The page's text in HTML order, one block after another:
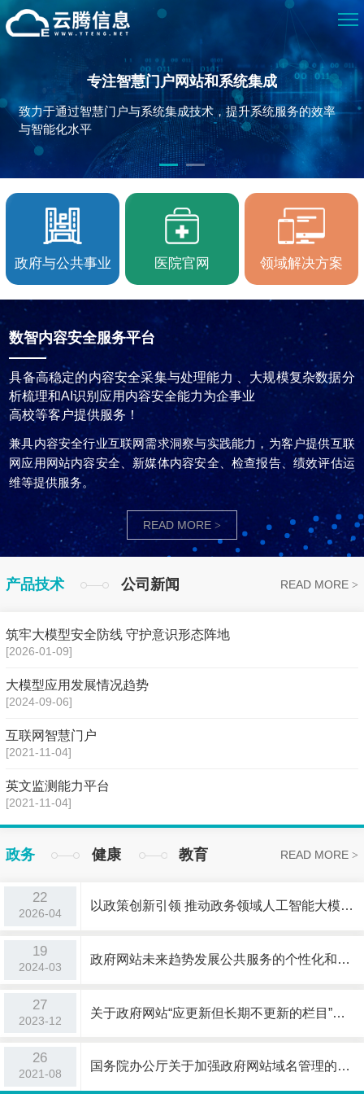
专注智慧门户网站和系统集成
致力于通过智慧门户与系统集成技术，提升系统服务的效率
与智能化水平
政府与公共事业 医院官网 领域解决方案
数智内容安全服务平台
具备高稳定的内容安全采集与处理能力 、大规模复杂数据分
析梳理和AI识别应用内容安全能力为企事业
高校等客户提供服务！
兼具内容安全行业互联网需求洞察与实践能力，为客户提供互联
网应用网站内容安全、新媒体内容安全、检查报告、绩效评估运
维等提供服务。
READ MORE >
产品技术 公司新闻 READ MORE>
筑牢大模型安全防线 守护意识形态阵地
[2026-01-09]
大模型应用发展情况趋势
[2024-09-06]
互联网智慧门户
[2021-11-04]
英文监测能力平台
[2021-11-04]
政务 健康 教育 READ MORE>
22
2026-04
以政策创新引领 推动政务领域人工智能大模型规范有序发展
19
2024-03
政府网站未来趋势发展公共服务的个性化和精准化
27
2023-12
关于政府网站“应更新但长期不更新的栏目”指标的说明
26
2021-08
国务院办公厅关于加强政府网站域名管理的通知国办函〔2018〕55号